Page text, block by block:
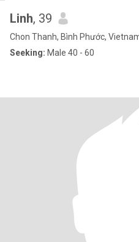
Linh, 39
Chon Thanh, Bình Phước,
Seeking: Male 40 - 60